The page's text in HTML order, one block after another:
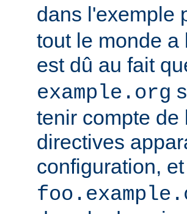
dans l'exemple
tout le monde
est dû au fait
example.org
tenir compte
directives
configuration,